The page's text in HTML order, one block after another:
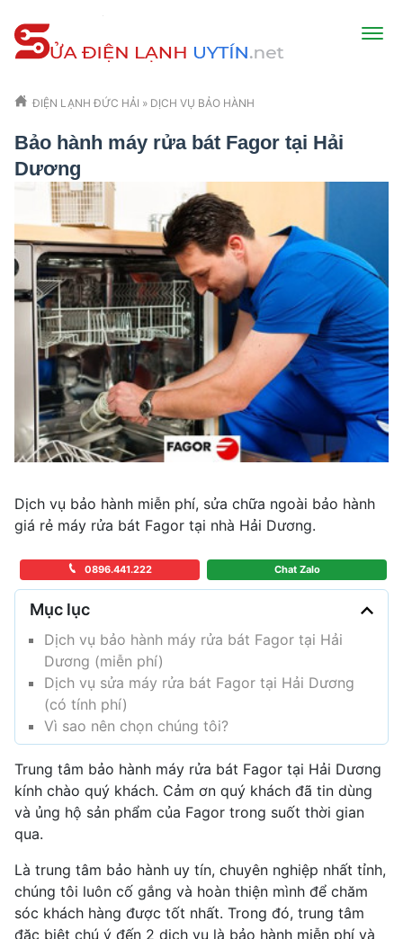
ĐIỆN LẠNH ĐỨC HẢI » DỊCH VỤ BẢO HÀNH
Bảo hành máy rửa bát Fagor tại Hải
Dương
Dịch vụ bảo hành miễn phí, sửa chữa ngoài bảo hành
giá rẻ máy rửa bát Fagor tại nhà Hải Dương.
Chat Zalo
0896.441.222
Mục lục
Dịch vụ bảo hành máy rửa bát Fagor tại Hải
Dương (miễn phí)
Dịch vụ sửa máy rửa bát Fagor tại Hải Dương
(có tính phí)
Vì sao nên chọn chúng tôi?
Trung tâm bảo hành máy rửa bát Fagor tại Hải Dương
kính chào quý khách. Cảm ơn quý khách đã tin dùng
và ủng hộ sản phẩm của Fagor trong suốt thời gian
qua.
Là trung tâm bảo hành uy tín, chuyên nghiệp nhất tỉnh,
chúng tôi luôn cố gắng và hoàn thiện mình để chăm
sóc khách hàng được tốt nhất. Trong đó, trung tâm
đặc biệt chú ý đến 2 dịch vụ là bảo hành miễn phí và